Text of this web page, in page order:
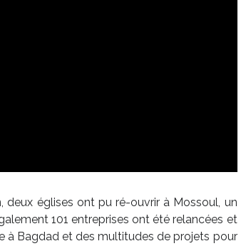
deux églises ont pu ré-ouvrir à Mossoul, un
101 entreprises ont été relancées et
à Bagdad et des multitudes de projets pour